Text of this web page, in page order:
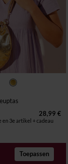
TU
28,99 €
en 3e artikel + cadeau
Toepassen